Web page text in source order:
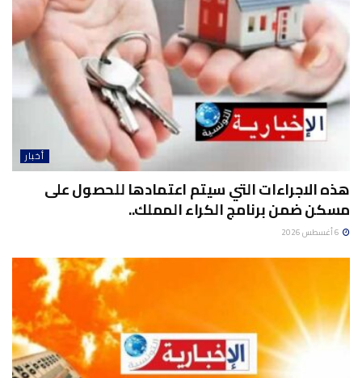
أخبار
هذه الاجراءات التي سيتم اعتمادها للحصول على
مسكن ضمن برنامج الكراء المملك..